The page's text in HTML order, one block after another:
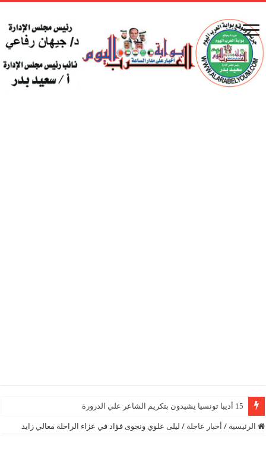
15 أديبا تونسيا يشيدون بتكريم الشاعر علي الدرورة
الرئيسية / أخبار عاجلة / ليلى علوي ونجوى فؤاد في عزاء الراحلة معالي زايد